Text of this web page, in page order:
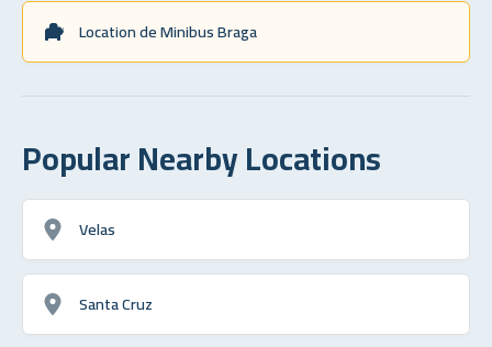
Location de Minibus Braga
Popular Nearby Locations
Velas
Santa Cruz